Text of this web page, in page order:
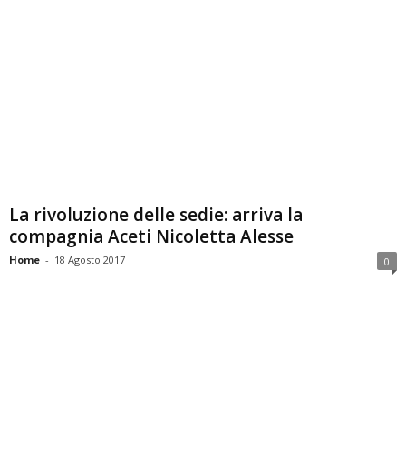
La rivoluzione delle sedie: arriva la
compagnia Aceti Nicoletta Alesse
Home - 18 Agosto 2017 0